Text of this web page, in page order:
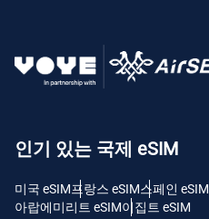
인기 있는 국제 eSIM
미국 eSIM프랑스 eSIM스페인 eSIM
아랍에미리트 eSIM이집트 eSIM